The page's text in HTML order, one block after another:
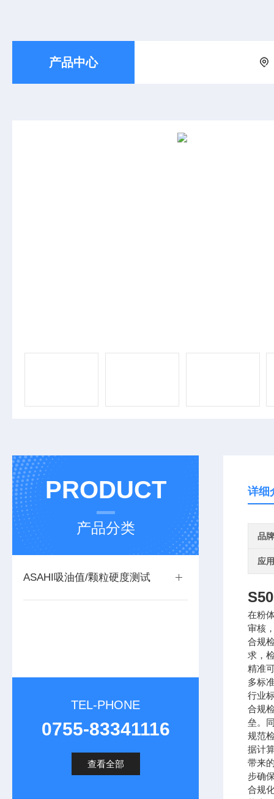
产品中心
PRODUCT
产品分类
ASAHI吸油值/颗粒硬度测试
TEL-PHONE
0755-83341116
查看全部
详细
品牌
应
在粉
审核
合规
求，
精准
多标
行业
合规
垒。
规范
据计
带来
步确
合规